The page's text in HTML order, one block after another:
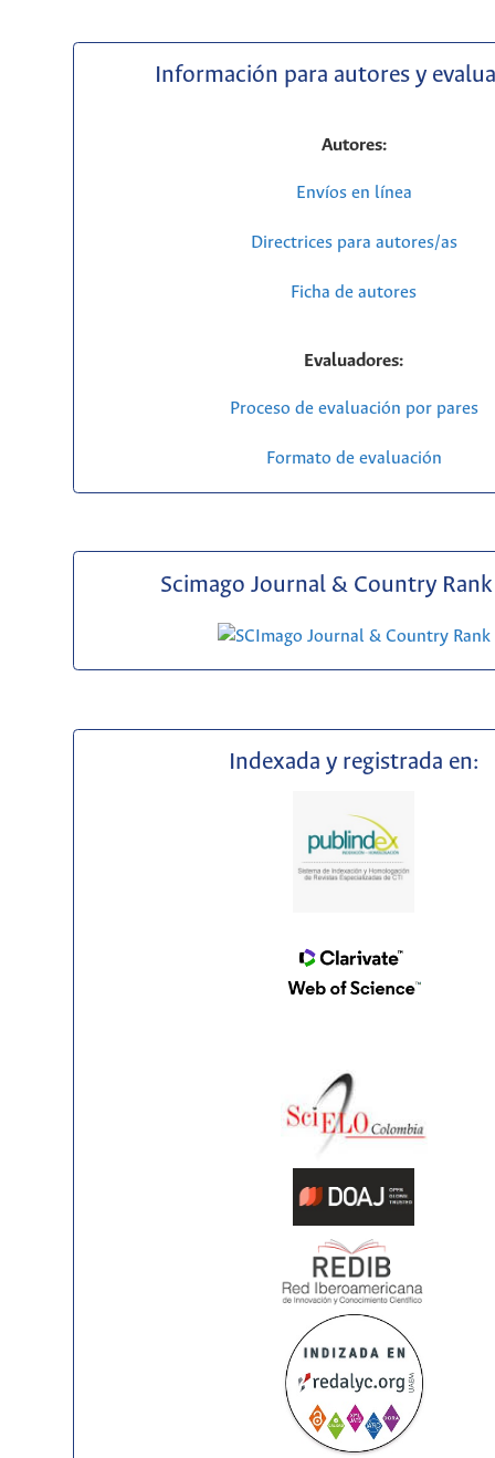
Información para autores y
Autores:
Envíos en línea
Directrices para autores/as
Ficha de autores
Evaluadores:
Proceso de evaluación por pares
Formato de evaluación
Scimago Journal & Country Rank
Indexada y registrada en: